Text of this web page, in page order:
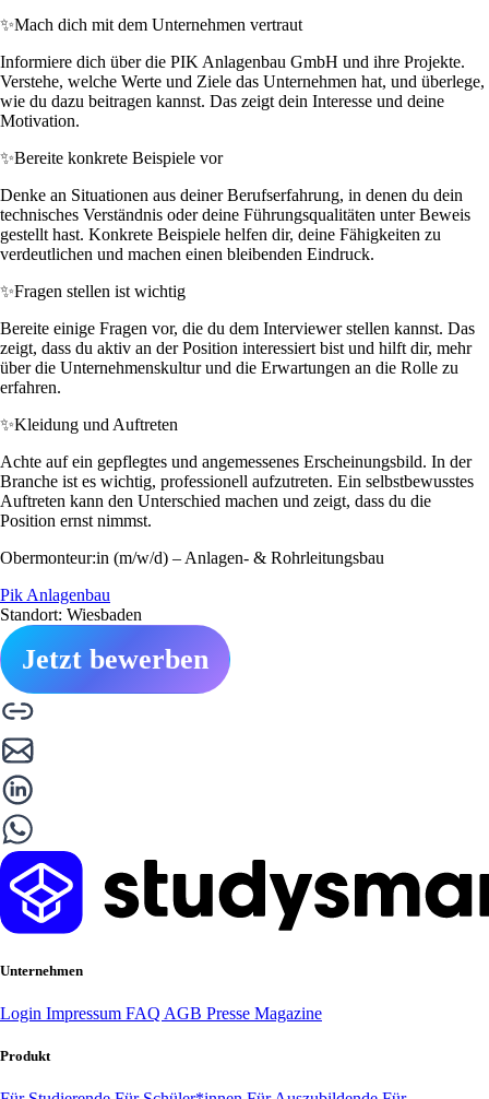
✨Mach dich mit dem Unternehmen vertraut
Informiere dich über die PIK Anlagenbau GmbH und ihre Projekte.
Verstehe, welche Werte und Ziele das Unternehmen hat, und überlege,
wie du dazu beitragen kannst. Das zeigt dein Interesse und deine
Motivation.
✨Bereite konkrete Beispiele vor
Denke an Situationen aus deiner Berufserfahrung, in denen du dein
technisches Verständnis oder deine Führungsqualitäten unter Beweis
gestellt hast. Konkrete Beispiele helfen dir, deine Fähigkeiten zu
verdeutlichen und machen einen bleibenden Eindruck.
✨Fragen stellen ist wichtig
Bereite einige Fragen vor, die du dem Interviewer stellen kannst. Das
zeigt, dass du aktiv an der Position interessiert bist und hilft dir, mehr
über die Unternehmenskultur und die Erwartungen an die Rolle zu
erfahren.
✨Kleidung und Auftreten
Achte auf ein gepflegtes und angemessenes Erscheinungsbild. In der
Branche ist es wichtig, professionell aufzutreten. Ein selbstbewusstes
Auftreten kann den Unterschied machen und zeigt, dass du die
Position ernst nimmst.
Obermonteur:in (m/w/d) – Anlagen- & Rohrleitungsbau
Pik Anlagenbau
Standort: Wiesbaden
Jetzt bewerben
Unternehmen
Login Impressum FAQ AGB Presse Magazine
Produkt